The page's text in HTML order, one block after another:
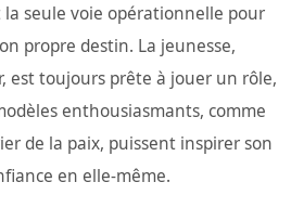
seule voie opérationnelle pour
propre destin. La jeunesse,
est toujours prête à jouer un rôle,
enthousiasmants, comme
de la paix, puissent inspirer son
en elle-même.